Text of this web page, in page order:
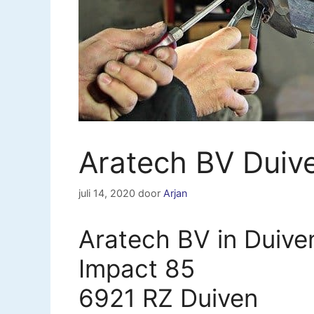
Aratech BV
juli 14, 2020 door Arjan
Aratech BV in
Impact 85
6921 RZ Duiven